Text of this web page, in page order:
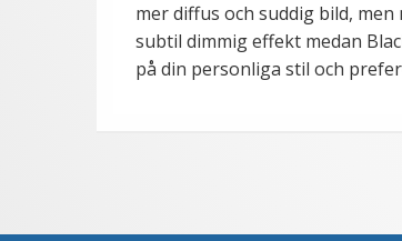
mer diffus och suddig bild,
subtil dimmig effekt medan
på din personliga stil och